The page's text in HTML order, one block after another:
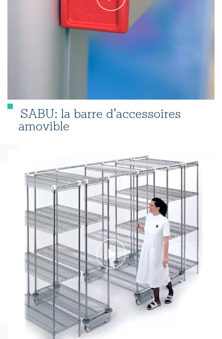
SABU: la barre d’accessoires
amovible